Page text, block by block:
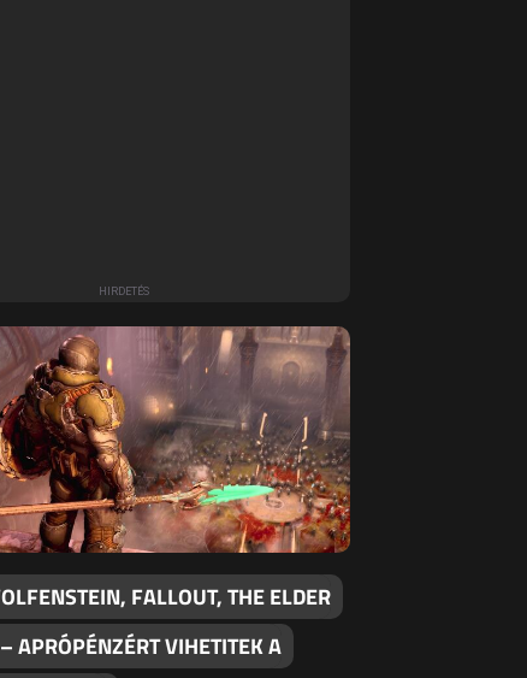
FALLOUT, THE ELDER
APRÓPÉNZÉRT VIHETITEK A